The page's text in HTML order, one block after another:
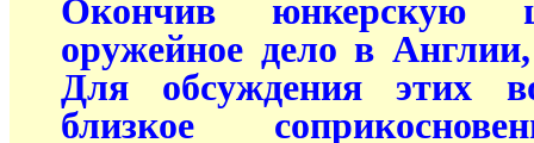
Окончив юнкерскую
оружейное дело в
Для обсуждения этих
близкое